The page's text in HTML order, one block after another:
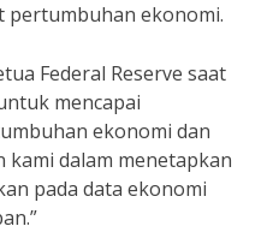
pertumbuhan ekonomi.
Federal Reserve saat
mencapai
ekonomi dan
dalam menetapkan
pada data ekonomi